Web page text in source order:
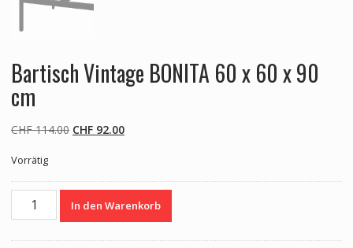
Bartisch Vintage BONITA 60 x 60 x 90
cm
CHF114.00 Ursprünglicher
CHF 114.00
CHF92.00Aktueller
CHF 92.00.
Vorrätig
Bartisch
Vintage
In den Warenkorb